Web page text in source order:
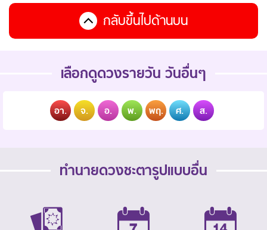
กลับขึ้นไปด้านบน
เลือกดูดวงรายวัน วันอื่นๆ
อา. จ. อ. พ. พฤ. ศ. ส.
ทำนายดวงชะตารูปแบบอื่น